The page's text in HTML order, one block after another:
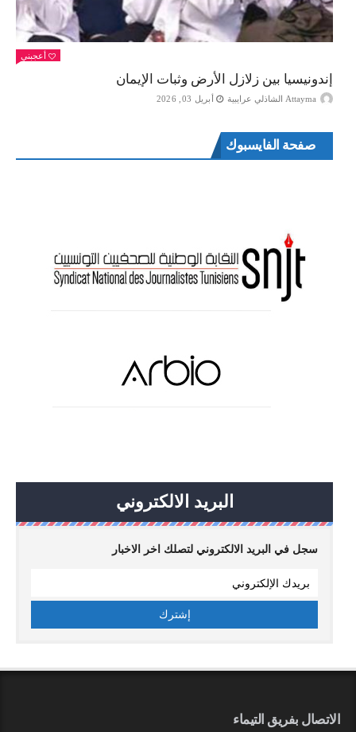
أعجبني
إندونيسيا بين زلازل الأرض وثبات الإيمان
Attayma الشاذلي عرايبية أبريل 03, 2026
صفحة الفايسبوك
البريد الالكتروني
سجل في البريد الالكتروني لتصلك اخر الاخبار
الاتصال بفريق التيماء